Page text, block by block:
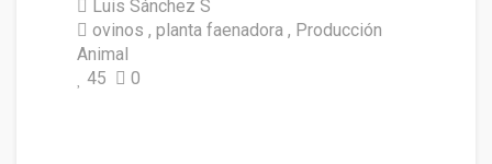
Luis Sánchez S
ovinos
planta faenadora
Producción
Animal
45
0